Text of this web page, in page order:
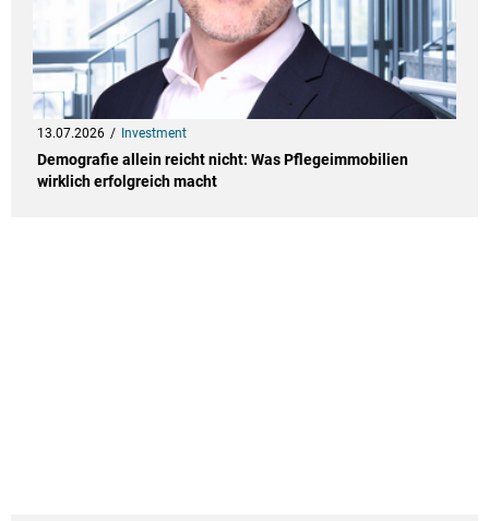
13.07.2026 Investment
Demografie allein reicht nicht: Was Pflegeimmobilien
wirklich erfolgreich macht